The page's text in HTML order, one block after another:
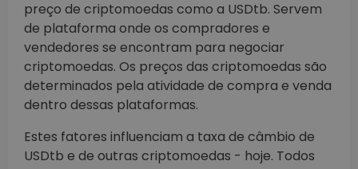
preço de criptomoedas como a USDtb. Servem
de plataforma onde os compradores e
vendedores se encontram para negociar
criptomoedas. Os preços das criptomoedas são
determinados pela atividade de compra e venda
dentro dessas plataformas.
Estes fatores influenciam a taxa de câmbio de
USDtb e de outras criptomoedas - hoje. Todos